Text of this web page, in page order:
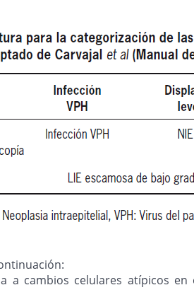
a cambios celulares atípicos